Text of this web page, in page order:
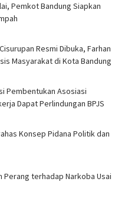
Pemkot Bandung Siapkan
Resmi Dibuka, Farhan
Masyarakat di Kota Bandung
Pembentukan Asosiasi
Dapat Perlindungan BPJS
Konsep Pidana Politik dan
Perang terhadap Narkoba Usai